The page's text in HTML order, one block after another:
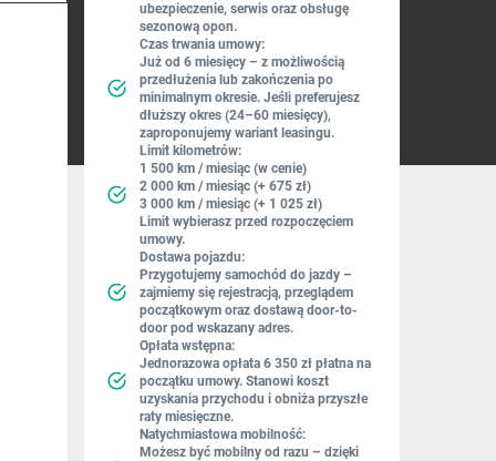
ubezpieczenie, serwis oraz obsługę
sezonową opon.
Czas trwania umowy:
Już od 6 miesięcy – z możliwością
przedłużenia lub zakończenia po
minimalnym okresie. Jeśli preferujesz
dłuższy okres (24–60 miesięcy),
zaproponujemy wariant leasingu.
Limit kilometrów:
1 500 km / miesiąc (w cenie)
2 000 km / miesiąc (+ 675 zł)
3 000 km / miesiąc (+ 1 025 zł)
Limit wybierasz przed rozpoczęciem
umowy.
Dostawa pojazdu:
Przygotujemy samochód do jazdy –
zajmiemy się rejestracją, przeglądem
początkowym oraz dostawą door-to-
door pod wskazany adres.
Opłata wstępna:
Jednorazowa opłata 6 350 zł płatna na
początku umowy. Stanowi koszt
uzyskania przychodu i obniża przyszłe
raty miesięczne.
Natychmiastowa mobilność:
Możesz być mobilny od razu – dzięki